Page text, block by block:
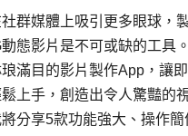
群媒體上吸引更多眼球，
動態影片是不可或缺的工具
琅滿目的影片製作App，讓
上手，創造出令人驚豔的
分享5款功能強大、操作簡